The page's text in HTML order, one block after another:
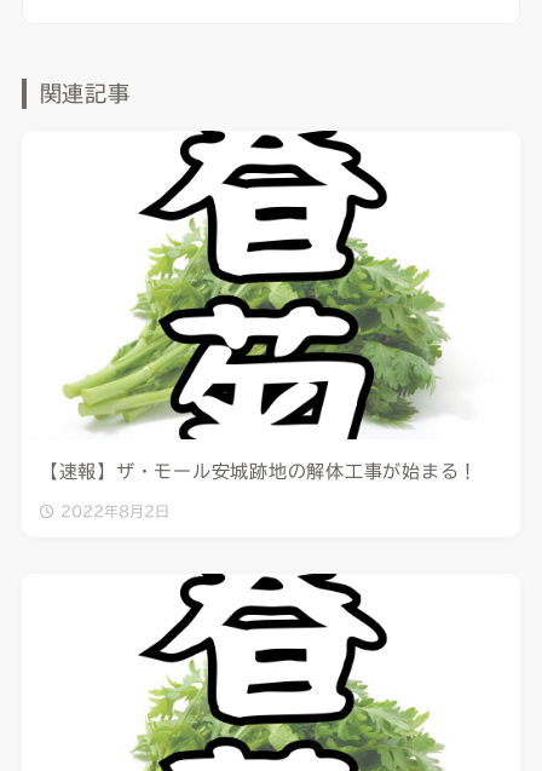
関連記事
【速報】ザ・モール安城跡地の解体工事が始まる！
2022年8月2日